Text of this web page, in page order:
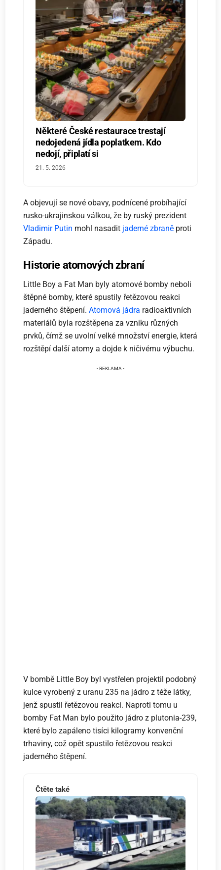
Některé České restaurace trestají
nedojedená jídla poplatkem. Kdo
nedojí, připlatí si
21. 5. 2026
A objevují se nové obavy, podnícené probíhající
rusko-ukrajinskou válkou, že by ruský prezident
Vladimir Putin mohl nasadit jaderné zbraně proti
Západu.
Historie atomových zbraní
Little Boy a Fat Man byly atomové bomby neboli
štěpné bomby, které spustily řetězovou reakci
jaderného štěpení.Atomová jádra radioaktivních
materiálů byla rozštěpena za vzniku různých
prvků, čímž se uvolní velké množství energie, která
rozštěpí další atomy a dojde k ničivému výbuchu.
V bombě Little Boy byl vystřelen projektil podobný
kulce vyrobený z uranu 235 na jádro z téže látky,
jenž spustil řetězovou reakci. Naproti tomu u
bomby Fat Man bylo použito jádro z plutonia-239,
které bylo zapáleno tisíci kilogramy konvenční
trhaviny, což opět spustilo řetězovou reakci
jaderného štěpení.
Čtěte také